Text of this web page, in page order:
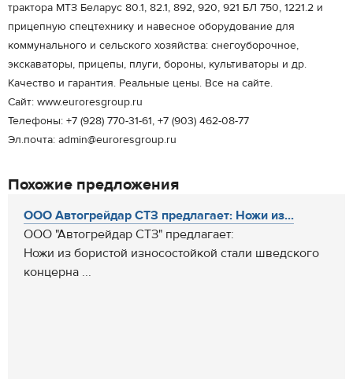
трактора МТЗ Беларус 80.1, 82.1, 892, 920, 921 БЛ 750, 1221.2 и
прицепную спецтехнику и навесное оборудование для
коммунального и сельского хозяйства: снегоуборочное,
экскаваторы, прицепы, плуги, бороны, культиваторы и др.
Качество и гарантия. Реальные цены. Все на сайте.
Сайт: www.euroresgroup.ru
Телефоны: +7 (928) 770-31-61, +7 (903) 462-08-77
Эл.почта: admin@euroresgroup.ru
Похожие предложения
ООО Автогрейдар СТЗ предлагает: Ножи из...
ООО "Автогрейдар СТЗ" предлагает:
Ножи из бористой износостойкой стали шведского
концерна ...